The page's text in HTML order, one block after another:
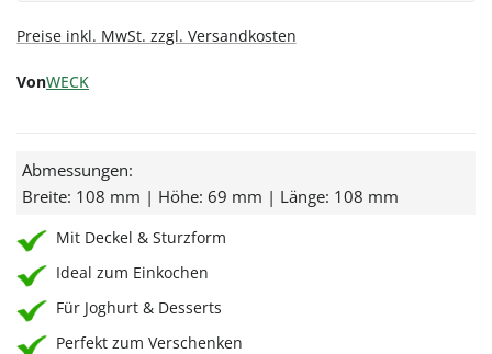
Preise inkl. MwSt. zzgl. Versandkosten
VonWECK
Abmessungen:
Breite: 108 mm | Höhe: 69 mm | Länge: 108 mm
Mit Deckel & Sturzform
Ideal zum Einkochen
Für Joghurt & Desserts
Perfekt zum Verschenken